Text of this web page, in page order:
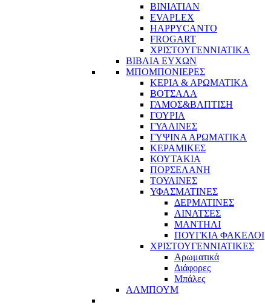
BINIATIAN
EVAPLEX
HAPPYCANTO
FROGART
ΧΡΙΣΤΟΥΓΕΝΝΙΑΤΙΚΑ
ΒΙΒΛΙΑ ΕΥΧΩΝ
ΜΠΟΜΠΟΝΙΕΡΕΣ
ΚΕΡΙΑ & ΑΡΩΜΑΤΙΚΑ
ΒΟΤΣΑΛΑ
ΓΑΜΟΣ&ΒΑΠΤΙΣΗ
ΓΟΥΡΙΑ
ΓΥΑΛΙΝΕΣ
ΓΥΨΙΝΑ ΑΡΩΜΑΤΙΚΑ
ΚΕΡΑΜΙΚΕΣ
ΚΟΥΤΑΚΙΑ
ΠΟΡΣΕΛΑΝΗ
ΤΟΥΛΙΝΕΣ
ΥΦΑΣΜΑΤΙΝΕΣ
ΔΕΡΜΑΤΙΝΕΣ
ΛΙΝΑΤΣΕΣ
ΜΑΝΤΗΛΙ
ΠΟΥΓΚΙΑ ΦΑΚΕΛΟΙ
ΧΡΙΣΤΟΥΓΕΝΝΙΑΤΙΚΕΣ
Αρωματικά
Διάφορες
Μπάλες
ΑΛΜΠΟΥΜ